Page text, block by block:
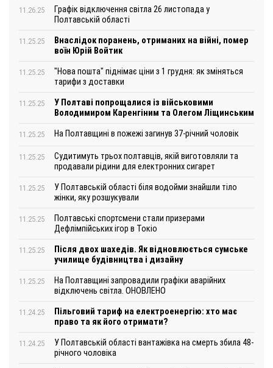
11.26.25
Графік відключення світла 26 листопада у
Полтавській області
11.25.25
Внаслідок поранень, отриманих на війні, помер
воїн Юрій Войтик
11.25.25
"Нова пошта" піднімає ціни з 1 грудня: як зміняться
тарифи з доставки
11.25.25
У Полтаві попрощалися із військовими
Володимиром Каренгіним та Олегом Ліщинським
11.25.25 На Полтавщині в пожежі загинув 37-річний чоловік
11.25.25
Судитимуть трьох полтавців, якій виготовляли та
продавали рідини для електронних сигарет
11.25.25
У Полтавській області біля водойми знайшли тіло
жінки, яку розшукували
11.25.25
Полтавські спортсмени стали призерами
Дефлімпійських ігор в Токіо
11.25.25
Після двох шахедів. Як відновлюється сумське
училище будівництва і дизайну
11.25.25
На Полтавщині запровадили графіки аварійних
відключень світла. ОНОВЛЕНО
11.24.25
Пільговий тариф на електроенергію: хто має
право та як його отримати?
11.24.25
У Полтавській області вантажівка на смерть збила 48-
річного чоловіка